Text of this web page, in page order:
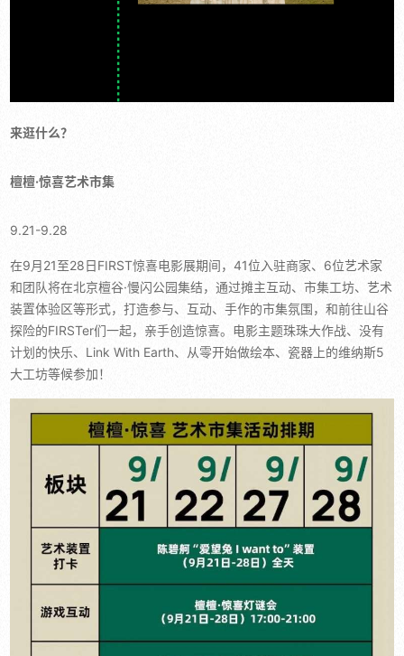
来逛什么？
檀檀·惊喜艺术市集
9.21-9.28
在9月21至28日FIRST惊喜电影展期间，41位入驻商家、6位艺术家
和团队将在北京檀谷·慢闪公园集结，通过摊主互动、市集工坊、艺术
装置体验区等形式，打造参与、互动、手作的市集氛围，和前往山谷
探险的FIRSTer们一起，亲手创造惊喜。电影主题珠珠大作战、没有
计划的快乐、Link With Earth、从零开始做绘本、瓷器上的维纳斯5
大工坊等候参加！